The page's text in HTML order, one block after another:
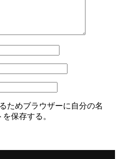
ためブラウザーに自分の名
保存する。